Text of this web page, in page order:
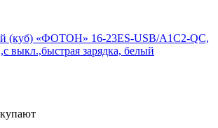
(куб) «ФОТОН» 16-23ES-USB/A1C2-QC,
выкл.,быстрая зарядка, белый